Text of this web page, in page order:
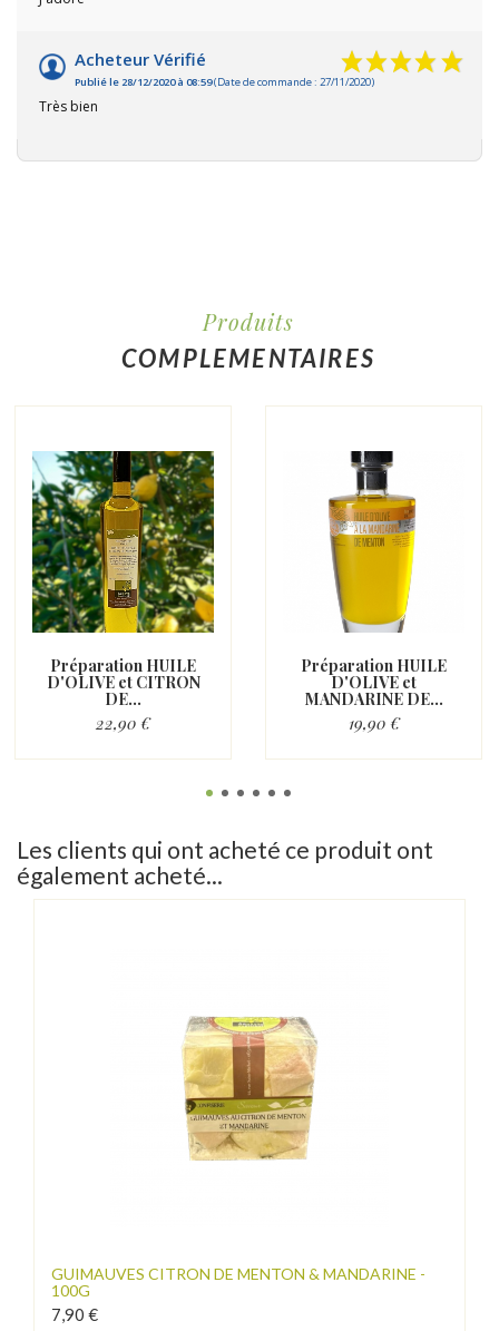
Acheteur Vérifié
Publié le 28/12/2020 à 08:59(Date de commande : 27/11/2020)
Très bien
Produits
COMPLEMENTAIRES
Préparation HUILE
D'OLIVE et CITRON
DE...
22,90 €
Préparation HUILE
D'OLIVE et
MANDARINE DE...
19,90 €
Les clients qui ont acheté ce produit ont
également acheté...
GUIMAUVES CITRON DE MENTON & MANDARINE -
100G
7,90 €